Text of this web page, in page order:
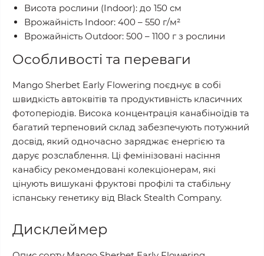
Висота рослини (Indoor): до 150 см
Врожайність Indoor: 400 – 550 г/м²
Врожайність Outdoor: 500 – 1100 г з рослини
Особливості та переваги
Mango Sherbet Early Flowering поєднує в собі
швидкість автоквітів та продуктивність класичних
фотоперіодів. Висока концентрація канабіноїдів та
багатий терпеновий склад забезпечують потужний
досвід, який одночасно заряджає енергією та
дарує розслаблення. Ці фемінізовані насіння
канабісу рекомендовані колекціонерам, які
цінують вишукані фруктові профілі та стабільну
іспанську генетику від Black Stealth Company.
Дисклеймер